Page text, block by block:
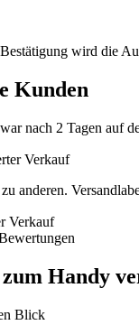
wird die
Kunden
nach 2 Tagen auf
Verkauf
anderen.
Verkauf
Handy
Blick